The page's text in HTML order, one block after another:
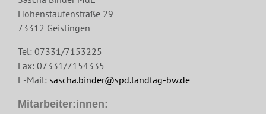
Hohenstaufenstraße 29
73312 Geislingen
Tel: 07331/7153225
Fax: 07331/7154335
E-Mail: sascha.binder@spd.landtag-bw.de
Mitarbeiter:innen: